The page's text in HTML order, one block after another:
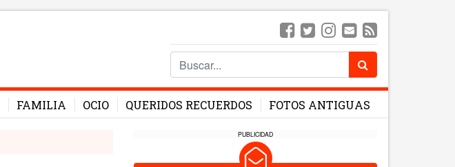
FAMILIA OCIO QUERIDOS RECUERDOS FOTOS ANTIGUAS
PUBLICIDAD